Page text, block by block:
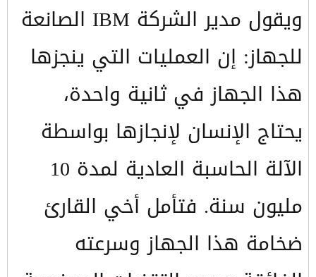
ويقول مدير الشركة IBM الصانعة
للجهاز: إن العمليات التي ينجزها
هذا الجهاز في ثانية واحدة،
يحتاج الإنسان لإنجازها بواسطة
الآلة الحاسبة العادية لمدة 10
مليون سنة. فتأمل أخي القارئ
ضخامة هذا الجهاز وسرعته